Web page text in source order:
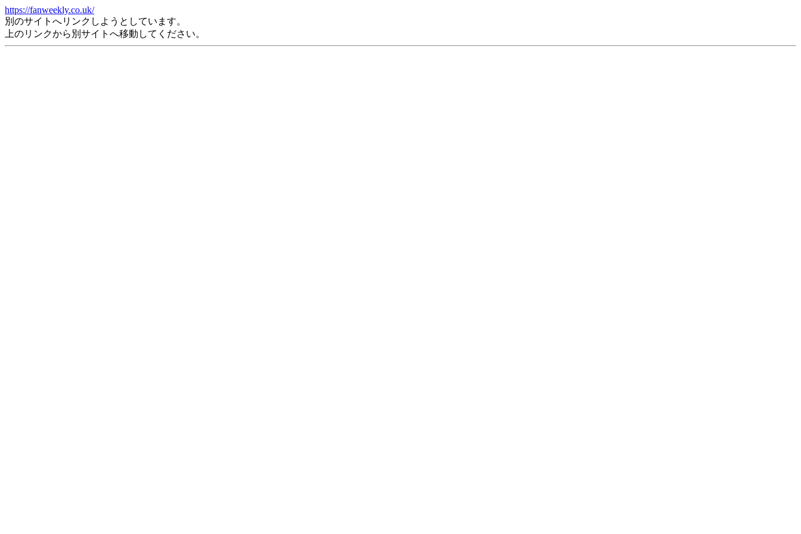
https://fanweekly.co.uk/
別のサイトへリンクしようとしています。
上のリンクから別サイトへ移動してください。